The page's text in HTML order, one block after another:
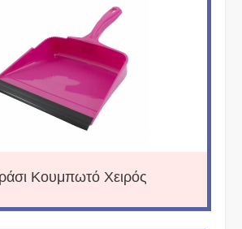
Κουμπωτό Χειρός